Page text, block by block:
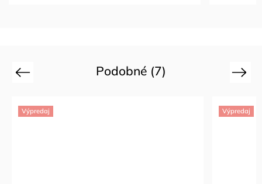
Podobné (7)
Previous
Výpredaj Výpredaj
Next